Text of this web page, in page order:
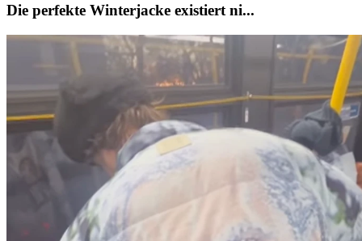
Die perfekte Winterjacke existiert ni...